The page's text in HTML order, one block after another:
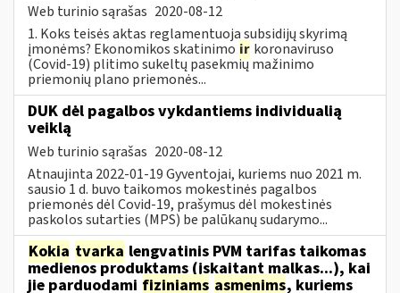
Web turinio sąrašas 2020-08-12
1. Koks teisės aktas reglamentuoja subsidijų skyrimą
įmonėms? Ekonomikos skatinimo ir koronaviruso
(Covid-19) plitimo sukeltų pasekmių mažinimo
priemonių plano priemonės...
DUK dėl pagalbos vykdantiems individualią
veiklą
Web turinio sąrašas 2020-08-12
Atnaujinta 2022-01-19 Gyventojai, kuriems nuo 2021 m.
sausio 1 d. buvo taikomos mokestinės pagalbos
priemonės dėl Covid-19, prašymus dėl mokestinės
paskolos sutarties (MPS) be palūkanų sudarymo...
Kokia tvarka lengvatinis PVM tarifas taikomas
medienos produktams (įskaitant malkas...), kai
jie parduodami fiziniams asmenims, kuriems